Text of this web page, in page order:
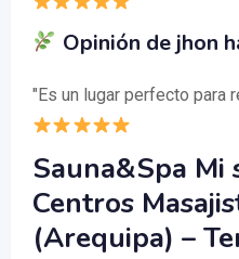
Opinión de jhon
"Es un lugar perfecto para
Sauna&Spa Mi
Centros
(Arequipa) –